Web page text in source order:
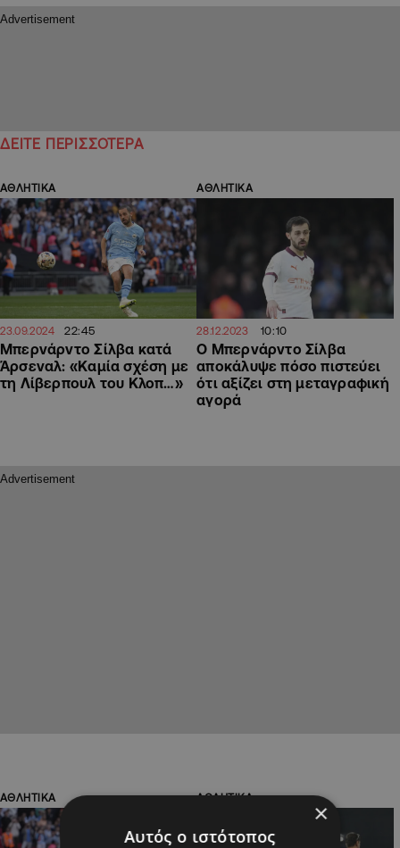
ΔΕΙΤΕ ΠΕΡΙΣΣΟΤΕΡΑ
ΑΘΛΗΤΙΚΑ
23.09.2024 22:45
Μπερνάρντο Σίλβα κατά
Άρσεναλ: «Καμία σχέση με
τη Λίβερπουλ του Κλοπ…»
ΑΘΛΗΤΙΚΑ
28.12.2023 10:10
Ο Μπερνάρντο Σίλβα
αποκάλυψε πόσο πιστεύει
ότι αξίζει στη μεταγραφική
αγορά
ΑΘΛΗΤΙΚΑ ΑΘΛΗΤΙΚΑ
×
Αυτός ο ιστότοπος